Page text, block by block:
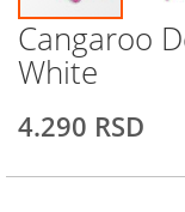
Skip
to
the
of
images
Cangaroo
White
4.290 RSD